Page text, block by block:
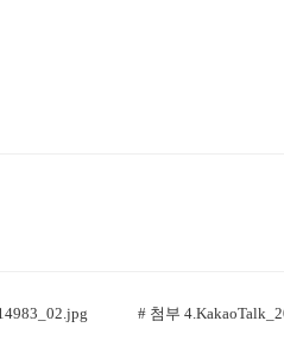
# 첨부